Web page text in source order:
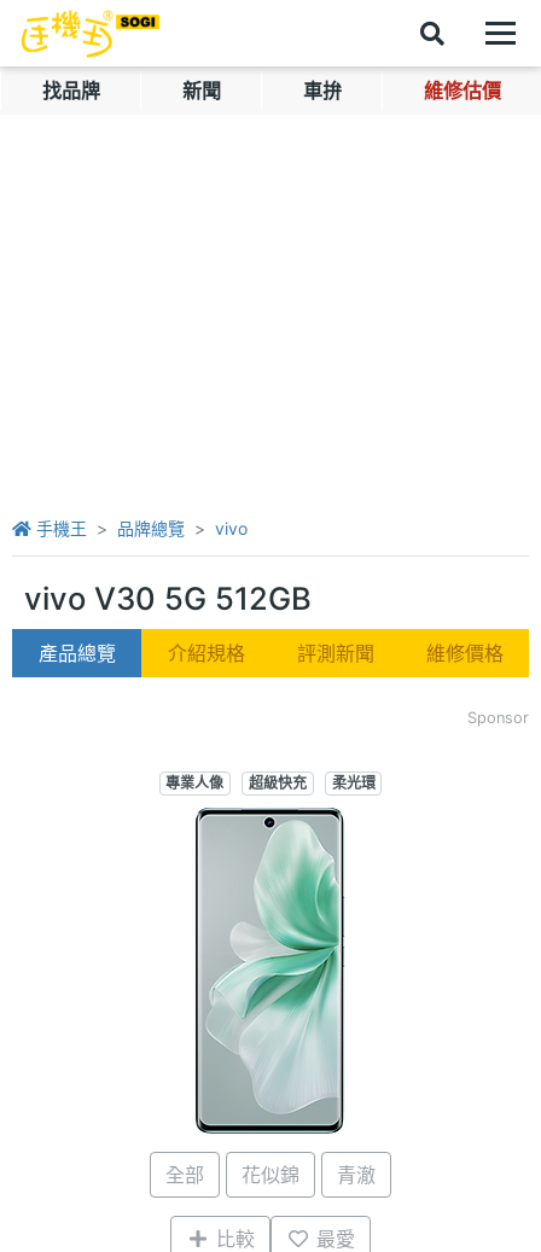
找品牌 新聞 車拚 維修估價
手機王 品牌總覽 vivo
vivo V30 5G 512GB
產品總覽 介紹規格 評測新聞 維修價格
Sponsor
專業人像 超級快充 柔光環
全部 花似錦 青澈
比較 最愛